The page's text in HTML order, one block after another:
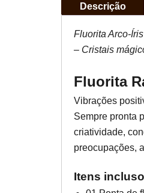
Descrição
Fluorita Arco-
– Cristais
Fluorita
Vibrações
Sempre pronta
criatividade,
preocupações,
Itens